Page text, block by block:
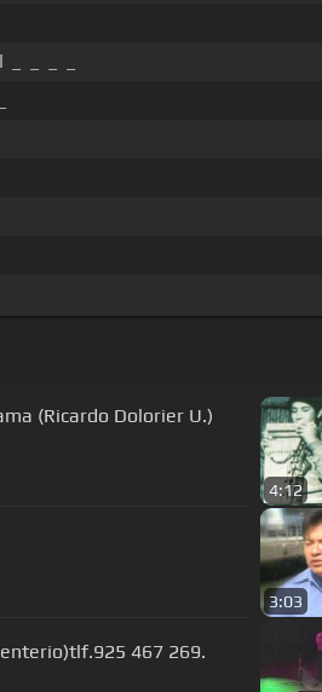
_ _ _
(Ricardo Dolorier U.)
4:12
3:03
467 269.